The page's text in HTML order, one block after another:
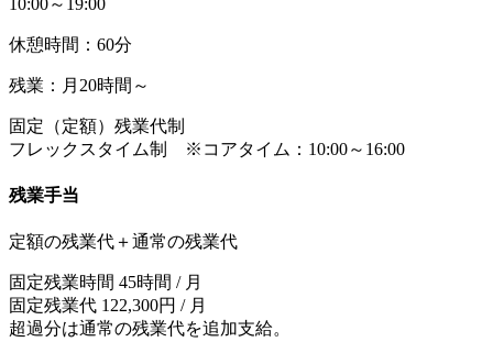
10:00～19:00
休憩時間：60分
残業：月20時間～
固定（定額）残業代制
フレックスタイム制 ※コアタイム：10:00～16:00
残業手当
定額の残業代＋通常の残業代
固定残業時間 45時間 / 月
固定残業代 122,300円 / 月
超過分は通常の残業代を追加支給。